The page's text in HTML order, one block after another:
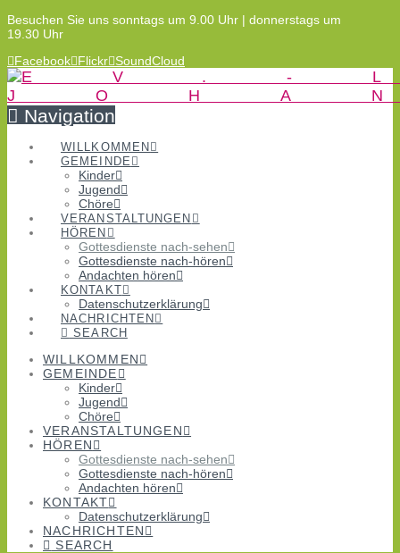
Besuchen Sie uns sonntags um 9.00 Uhr | donnerstags um
19.30 Uhr
Facebook Flickr SoundCloud
Navigation
WILLKOMMEN
GEMEINDE
Kinder
Jugend
Chöre
VERANSTALTUNGEN
HÖREN
Gottesdienste nach-sehen
Gottesdienste nach-hören
Andachten hören
KONTAKT
Datenschutzerklärung
NACHRICHTEN
SEARCH
WILLKOMMEN
GEMEINDE
Kinder
Jugend
Chöre
VERANSTALTUNGEN
HÖREN
Gottesdienste nach-sehen
Gottesdienste nach-hören
Andachten hören
KONTAKT
Datenschutzerklärung
NACHRICHTEN
SEARCH